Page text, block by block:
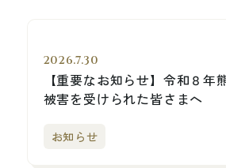
2026.7.30
【重要なお知らせ】令和８年
被害を受けられた皆さまへ
お知らせ